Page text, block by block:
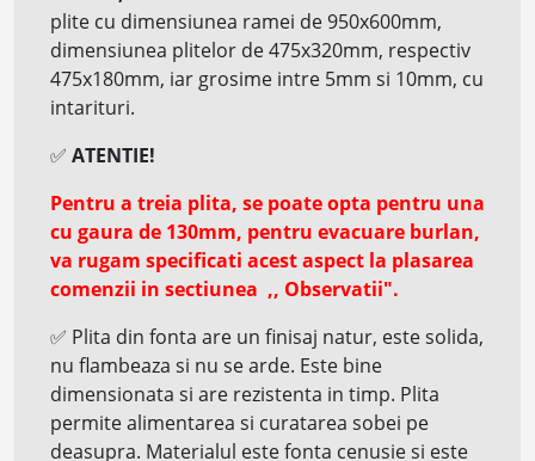
plite cu dimensiunea ramei de 950x600mm,
dimensiunea plitelor de 475x320mm, respectiv
475x180mm, iar grosime intre 5mm si 10mm, cu
intarituri.
✅ ATENTIE!
Pentru a treia plita, se poate opta pentru una
cu gaura de 130mm, pentru evacuare burlan,
va rugam specificati acest aspect la plasarea
comenzii in sectiunea ,, Observatii".
✅ Plita din fonta are un finisaj natur, este solida,
nu flambeaza si nu se arde. Este bine
dimensionata si are rezistenta in timp. Plita
permite alimentarea si curatarea sobei pe
deasupra. Materialul este fonta cenusie si este